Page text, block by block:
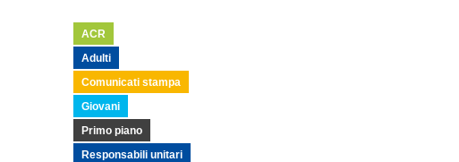
ACR
Adulti
Comunicati stampa
Giovani
Primo piano
Responsabili unitari